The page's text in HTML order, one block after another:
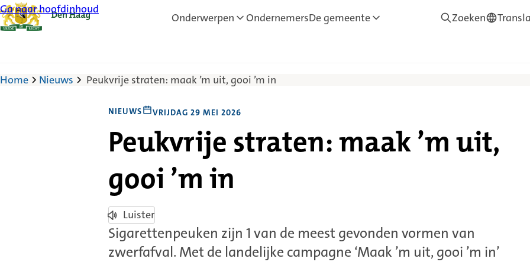
Ga naar hoofdinhoud
Onderwerpen OndernemersDe gemeente Zoeken—
Home Nieuws Peukvrije straten: maak ’m uit, gooi ’m in
NIEUWS VRIJDAG 29 MEI 2026
Peukvrije straten: maak ’m uit,
gooi ’m in
Luister
Sigarettenpeuken zijn 1 van de meest gevonden vormen van
zwerfafval. Met de landelijke campagne ‘Maak ’m uit, gooi ’m in’